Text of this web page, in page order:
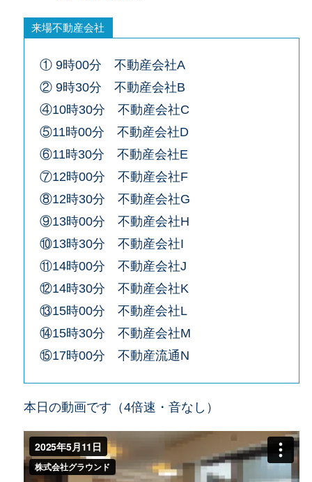
来場不動産会社
① 9時00分 不動産会社A
② 9時30分 不動産会社B
④10時30分 不動産会社C
⑤11時00分 不動産会社D
⑥11時30分 不動産会社E
⑦12時00分 不動産会社F
⑧12時30分 不動産会社G
⑨13時00分 不動産会社H
⑩13時30分 不動産会社I
⑪14時00分 不動産会社J
⑫14時30分 不動産会社K
⑬15時00分 不動産会社L
⑭15時30分 不動産会社M
⑮17時00分 不動産流通N
本日の動画です（4倍速・音なし）